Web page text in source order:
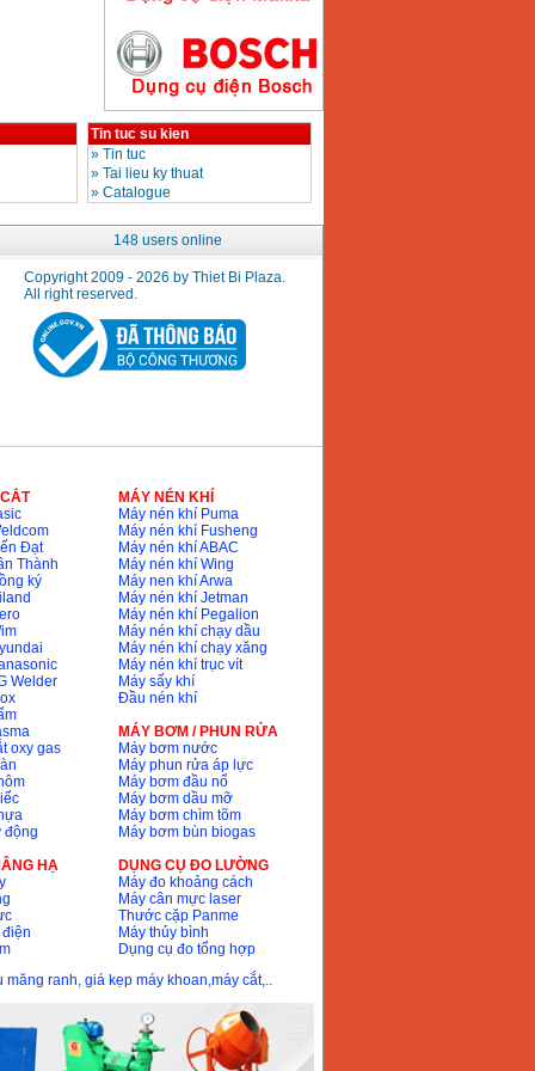
Price:5750000VND
Tin tuc su kien
» Tin tuc
» Tai lieu ky thuat
» Catalogue
148 users online
Copyright 2009 - 2026 by Thiet Bi Plaza.
All right reserved.
Đạt
Thành
ký
Welder
oxy gas
động
HẠ
MÁY NÉN KHÍ
Máy nén khí Puma
Máy nén khí Fusheng
Máy nén khí ABAC
Máy nén khí Wing
Máy nen khí Arwa
Máy nén khí Jetman
Máy nén khí Pegalion
Máy nén khí chạy dầu
Máy nén khí chạy xăng
Máy nén khí trục vít
Máy sấy khí
Đầu nén khí
MÁY BƠM / PHUN RỬA
Máy bơm nước
Máy phun rửa áp lực
Máy bơm đầu nổ
Máy bơm dầu mỡ
Máy bơm chìm tõm
Máy bơm bùn biogas
DỤNG CỤ ĐO LƯỜNG
Máy đo khoảng cách
Máy cân mực laser
Thước cặp Panme
Máy thủy bình
Dụng cụ đo tổng hợp
măng ranh, giá kẹp máy khoan,máy cắt,..